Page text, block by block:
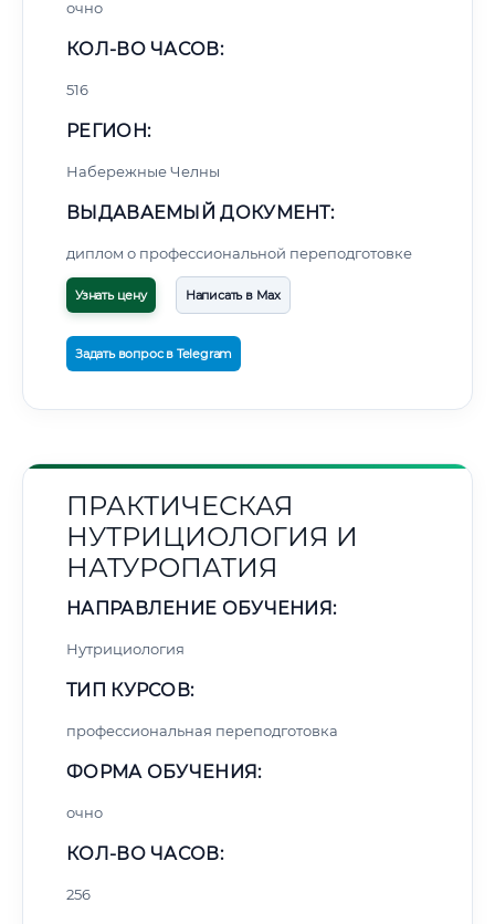
очно
КОЛ-ВО ЧАСОВ:
516
РЕГИОН:
Набережные Челны
ВЫДАВАЕМЫЙ ДОКУМЕНТ:
диплом о профессиональной переподготовке
Узнать цену Написать в Max
Задать вопрос в Telegram
ПРАКТИЧЕСКАЯ
НУТРИЦИОЛОГИЯ И
НАТУРОПАТИЯ
НАПРАВЛЕНИЕ ОБУЧЕНИЯ:
Нутрициология
ТИП КУРСОВ:
профессиональная переподготовка
ФОРМА ОБУЧЕНИЯ:
очно
КОЛ-ВО ЧАСОВ:
256